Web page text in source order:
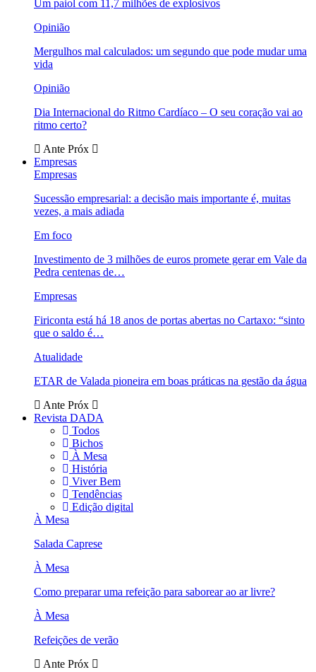
Um paiol com 11,7 milhões de explosivos
Opinião
Mergulhos mal calculados: um segundo que pode mudar uma
vida
Opinião
Dia Internacional do Ritmo Cardíaco – O seu coração vai ao
ritmo certo?
Ante Próx
Empresas
Empresas
Sucessão empresarial: a decisão mais importante é, muitas
vezes, a mais adiada
Em foco
Investimento de 3 milhões de euros promete gerar em Vale da
Pedra centenas de…
Empresas
Firiconta está há 18 anos de portas abertas no Cartaxo: “sinto
que o saldo é…
Atualidade
ETAR de Valada pioneira em boas práticas na gestão da água
Ante Próx
Revista DADA
Todos
Bichos
À Mesa
História
Viver Bem
Tendências
Edição digital
À Mesa
Salada Caprese
À Mesa
Como preparar uma refeição para saborear ao ar livre?
À Mesa
Refeições de verão
Ante Próx